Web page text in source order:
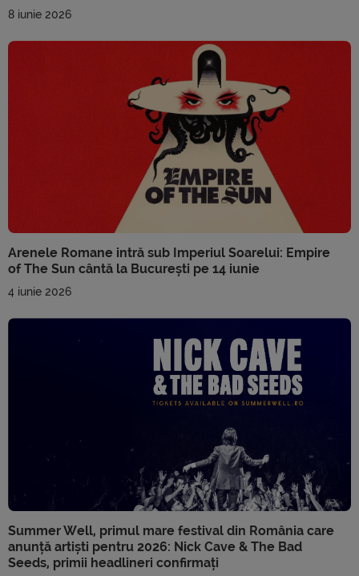
8 iunie 2026
Arenele Romane intră sub Imperiul Soarelui: Empire
of The Sun cântă la București pe 14 iunie
4 iunie 2026
Summer Well, primul mare festival din România care
anunță artiști pentru 2026: Nick Cave & The Bad
Seeds, primii headlineri confirmați